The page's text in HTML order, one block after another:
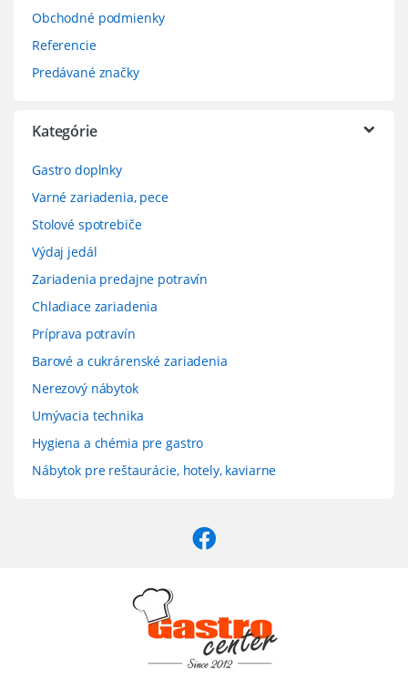
Obchodné podmienky
Referencie
Predávané značky
Kategórie
Gastro doplnky
Varné zariadenia, pece
Stolové spotrebiče
Výdaj jedál
Zariadenia predajne potravín
Chladiace zariadenia
Príprava potravín
Barové a cukrárenské zariadenia
Nerezový nábytok
Umývacia technika
Hygiena a chémia pre gastro
Nábytok pre reštaurácie, hotely, kaviarne